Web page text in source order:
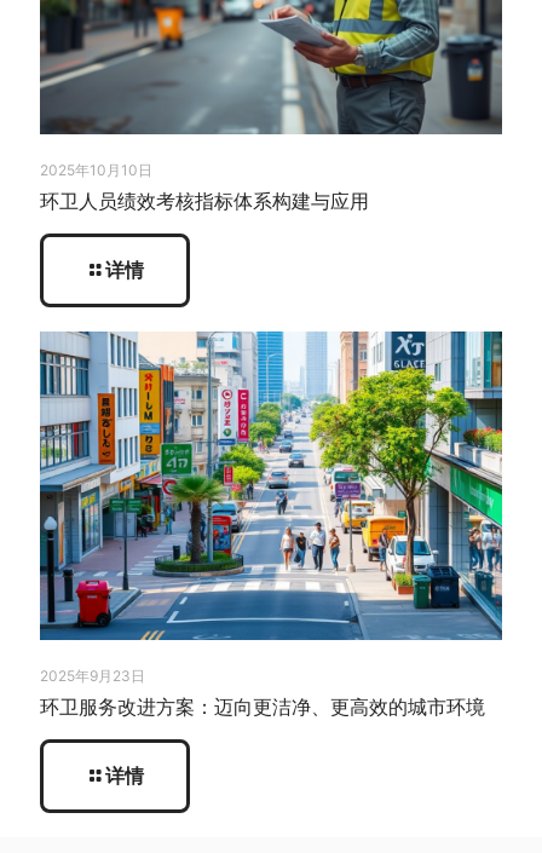
2025年10月10日
环卫人员绩效考核指标体系构建与应用
详情
2025年9月23日
环卫服务改进方案：迈向更洁净、更高效的城市环境
详情